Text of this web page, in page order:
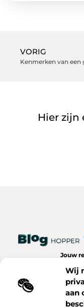
Wij
aan
VORIG
Hier zijn
Jouw
Bericht